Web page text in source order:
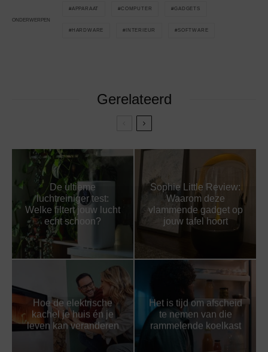
ONDERWERPEN
APPARAAT COMPUTER GADGETS
HARDWARE INTERIEUR SOFTWARE
Gerelateerd
De ultieme
luchtreiniger test:
Welke filtert jouw lucht
echt schoon?
Sophie Little Review:
Waarom deze
vlammende gadget op
jouw tafel hoort
Hoe de elektrische
kachel je huis én je
leven kan veranderen
Het is tijd om afscheid
te nemen van die
rammelende koelkast